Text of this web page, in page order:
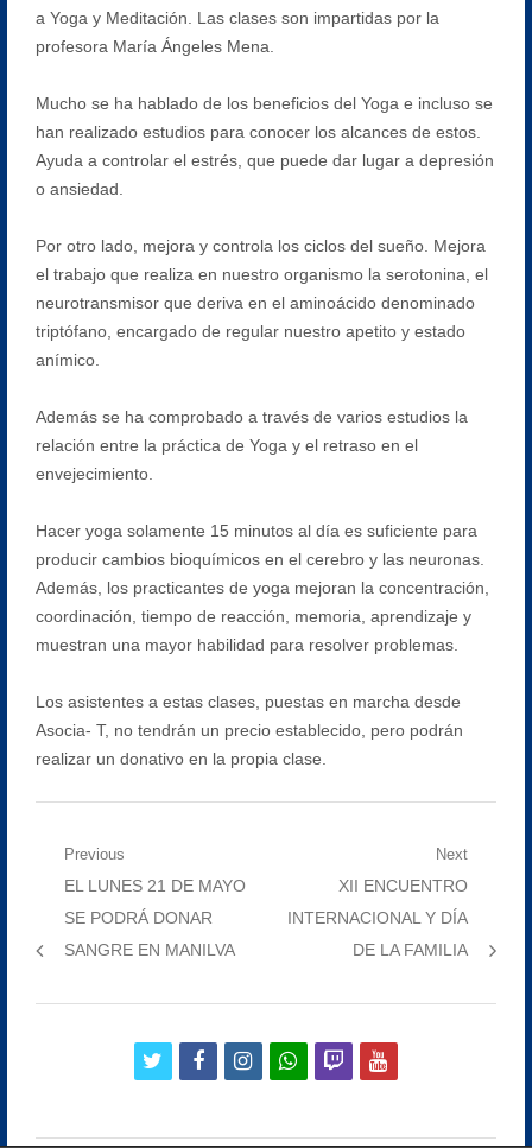
a Yoga y Meditación. Las clases son impartidas por la
profesora María Ángeles Mena.
Mucho se ha hablado de los beneficios del Yoga e incluso se
han realizado estudios para conocer los alcances de estos.
Ayuda a controlar el estrés, que puede dar lugar a depresión
o ansiedad.
Por otro lado, mejora y controla los ciclos del sueño. Mejora
el trabajo que realiza en nuestro organismo la serotonina, el
neurotransmisor que deriva en el aminoácido denominado
triptófano, encargado de regular nuestro apetito y estado
anímico.
Además se ha comprobado a través de varios estudios la
relación entre la práctica de Yoga y el retraso en el
envejecimiento.
Hacer yoga solamente 15 minutos al día es suficiente para
producir cambios bioquímicos en el cerebro y las neuronas.
Además, los practicantes de yoga mejoran la concentración,
coordinación, tiempo de reacción, memoria, aprendizaje y
muestran una mayor habilidad para resolver problemas.
Los asistentes a estas clases, puestas en marcha desde
Asocia- T, no tendrán un precio establecido, pero podrán
realizar un donativo en la propia clase.
Navegación
entradas
Previous
Previous
post:
EL LUNES 21 DE MAYO
SE PODRÁ DONAR
SANGRE EN MANILVA
Next
Next
post:
XII ENCUENTRO
INTERNACIONAL Y DÍA
DE LA FAMILIA
twitterfacebookinstagramwhatsapp
twitchyoutube